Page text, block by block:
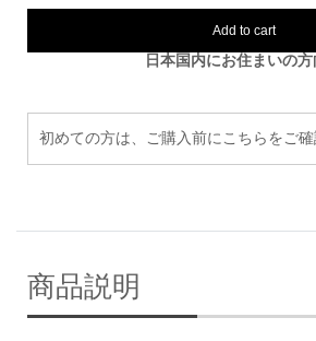
Add to cart
日本国内にお住まいの
初めての方は、ご購入前にこちらをご確
商品説明